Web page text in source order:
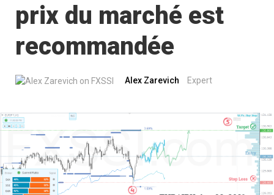
prix du marché est
recommandée
Alex Zarevich Expert